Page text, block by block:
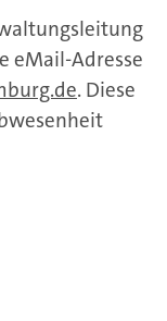
eMail-Adresse
. Diese